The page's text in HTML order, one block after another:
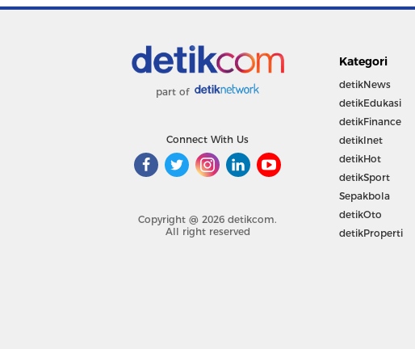
part of
Connect With Us
Copyright @ 2026 detikcom.
All right reserved
Kategori
detikNews
detikEdukasi
detikFinance
detikInet
detikHot
detikSport
Sepakbola
detikOto
detikProperti